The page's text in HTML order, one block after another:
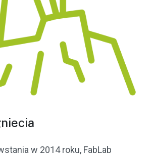
w 2014 roku, FabLab